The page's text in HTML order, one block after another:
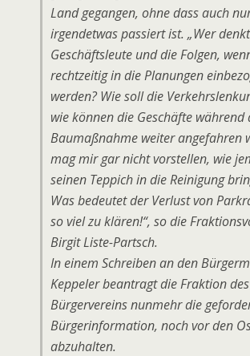
Land gegangen, ohne dass auch
irgendetwas passiert ist. „Wer
Geschäftsleute und die Folgen,
rechtzeitig in die Planungen
werden? Wie soll die
wie können die Geschäfte während
Baumaßnahme weiter angefahren
mag mir gar nicht vorstellen, wie
seinen Teppich in die Reinigung
Was bedeutet der Verlust von
so viel zu klären!“, so die
Birgit Liste-Partsch.
In einem Schreiben an den
Keppeler beantragt die Fraktion des
Bürgervereins nunmehr die
Bürgerinformation, noch vor den
abzuhalten.